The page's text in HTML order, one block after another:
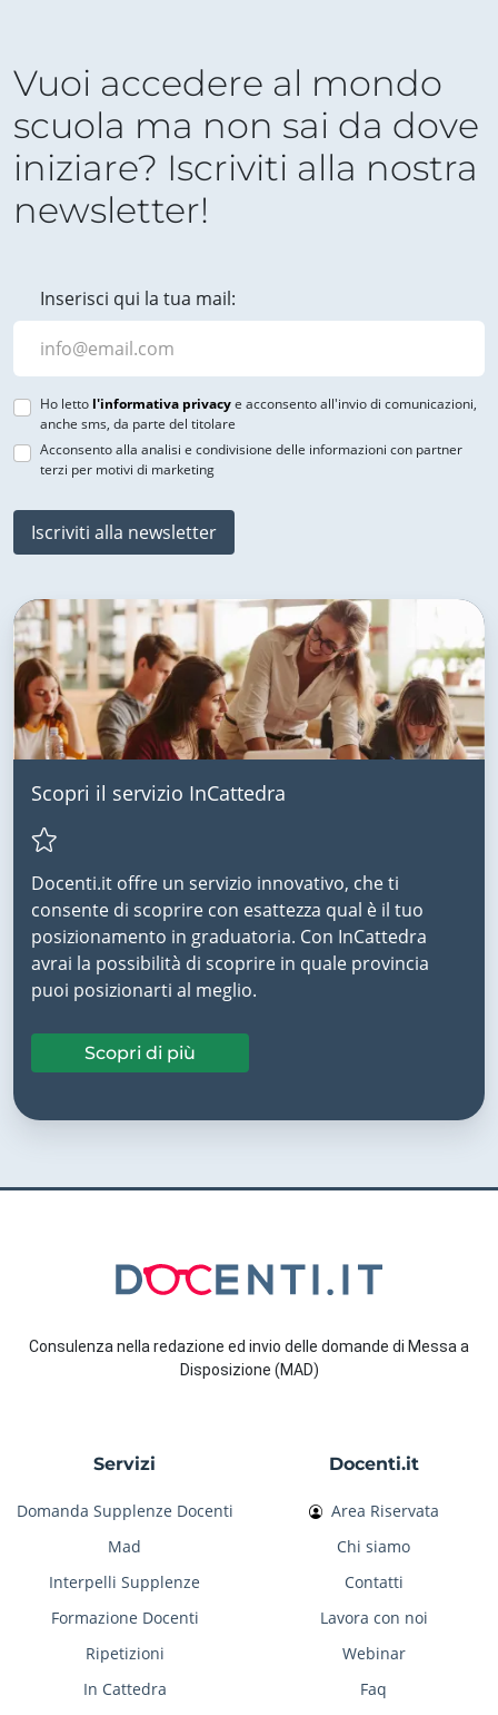
Vuoi accedere al mondo
scuola ma non sai da dove
iniziare? Iscriviti alla nostra
newsletter!
Inserisci qui la tua mail:
Ho letto l'informativa privacye acconsento all'invio di comunicazioni,
anche sms, da parte del titolare
Acconsento alla analisi e condivisione delle informazioni con partner
terzi per motivi di marketing
Iscriviti alla newsletter
Scopri il servizio InCattedra
Docenti.it offre un servizio innovativo, che ti
consente di scoprire con esattezza qual è il tuo
posizionamento in graduatoria. Con InCattedra
avrai la possibilità di scoprire in quale provincia
puoi posizionarti al meglio.
Scopri di più
Consulenza nella redazione ed invio delle domande di Messa a
Disposizione (MAD)
Servizi
Domanda Supplenze Docenti
Mad
Interpelli Supplenze
Formazione Docenti
Ripetizioni
In Cattedra
Docenti.it
Area Riservata
Chi siamo
Contatti
Lavora con noi
Webinar
Faq